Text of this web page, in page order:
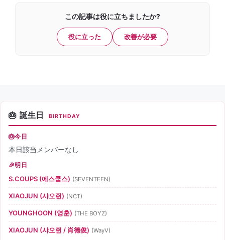
この記事は役に立ちましたか?
役に立った 改善が必要
誕生日 BIRTHDAY
今日
本日該当メンバーなし
明日
S.COUPS (에스쿱스) (SEVENTEEN)
XIAOJUN (샤오쥔) (NCT)
YOUNGHOON (영훈) (THE BOYZ)
XIAOJUN (샤오쥔 / 肖德俊) (WayV)